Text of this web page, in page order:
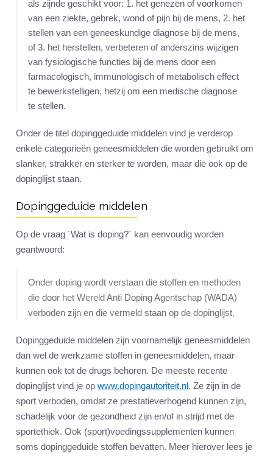
als zijnde geschikt voor: 1. het genezen of voorkomen
van een ziekte, gebrek, wond of pijn bij de mens, 2. het
stellen van een geneeskundige diagnose bij de mens,
of 3. het herstellen, verbeteren of anderszins wijzigen
van fysiologische functies bij de mens door een
farmacologisch, immunologisch of metabolisch effect
te bewerkstelligen, hetzij om een medische diagnose
te stellen.
Onder de titel dopinggeduide middelen vind je verderop
enkele categorieën geneesmiddelen die worden gebruikt om
slanker, strakker en sterker te worden, maar die ook op de
dopinglijst staan.
Dopinggeduide middelen
Op de vraag ´Wat is doping?´ kan eenvoudig worden
geantwoord:
Onder doping wordt verstaan die stoffen en methoden
die door het Wereld Anti Doping Agentschap (WADA)
verboden zijn en die vermeld staan op de dopinglijst.
Dopinggeduide middelen zijn voornamelijk geneesmiddelen
dan wel de werkzame stoffen in geneesmiddelen, maar
kunnen ook tot de drugs behoren. De meeste recente
dopinglijst vind je op www.dopingautoriteit.nl. Ze zijn in de
sport verboden, omdat ze prestatieverhogend kunnen zijn,
schadelijk voor de gezondheid zijn en/of in strijd met de
sportethiek. Ook (sport)voedingssupplementen kunnen
soms dopinggeduide stoffen bevatten. Meer hierover lees je